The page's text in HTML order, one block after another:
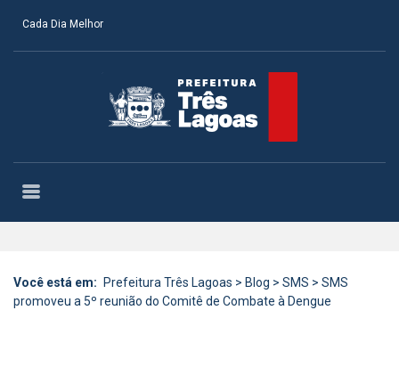
Cada Dia Melhor
Você está em: Prefeitura Três Lagoas > Blog > SMS > SMS
promoveu a 5º reunião do Comitê de Combate à Dengue